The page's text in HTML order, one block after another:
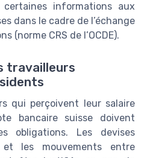
informations aux
dans le cadre de l’échange
(norme CRS de l’OCDE).
travailleurs
qui perçoivent leur salaire
bancaire suisse doivent
obligations. Les devises
et les mouvements entre